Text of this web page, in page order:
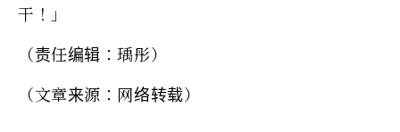
干！」
（责任编辑：瑀彤）
（文章来源：网络转载）